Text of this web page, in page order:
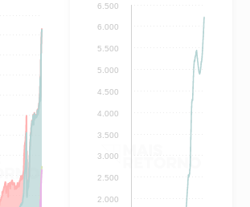
2.000
2.500
3.000
3.500
4.000
4.500
5.000
5.500
6.000
6.500